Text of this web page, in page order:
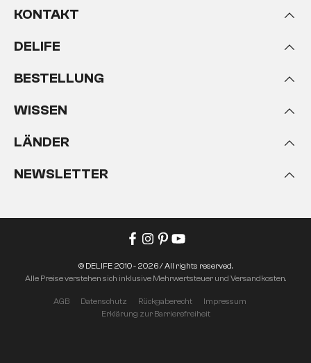
KONTAKT
DELIFE
BESTELLUNG
WISSEN
LÄNDER
NEWSLETTER
AGB Datenschutz Rückgaberecht
Impressum
Erklärung zur Barrierefreiheit
© DELIFE 2010 - 2026 / All rights reserved.
Alle Preise verstehen sich inklusive Mehrwertsteuer und Versandkosten.